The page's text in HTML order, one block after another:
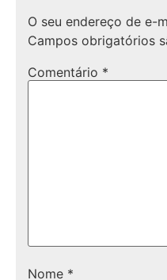
O seu endereço de e-
Campos obrigatórios
Comentário *
Nome *